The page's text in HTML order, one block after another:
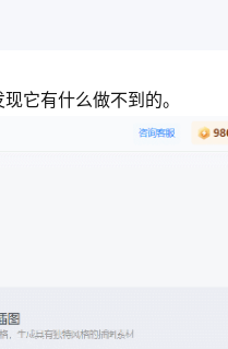
它有什么做不到的。